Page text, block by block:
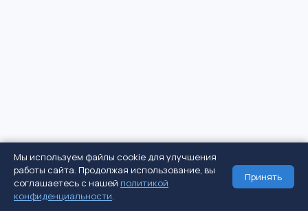
Мы используем файлы cookie для улучшения
работы сайта. Продолжая использование, вы
соглашаетесь с нашей политикой
конфиденциальности.
Принять